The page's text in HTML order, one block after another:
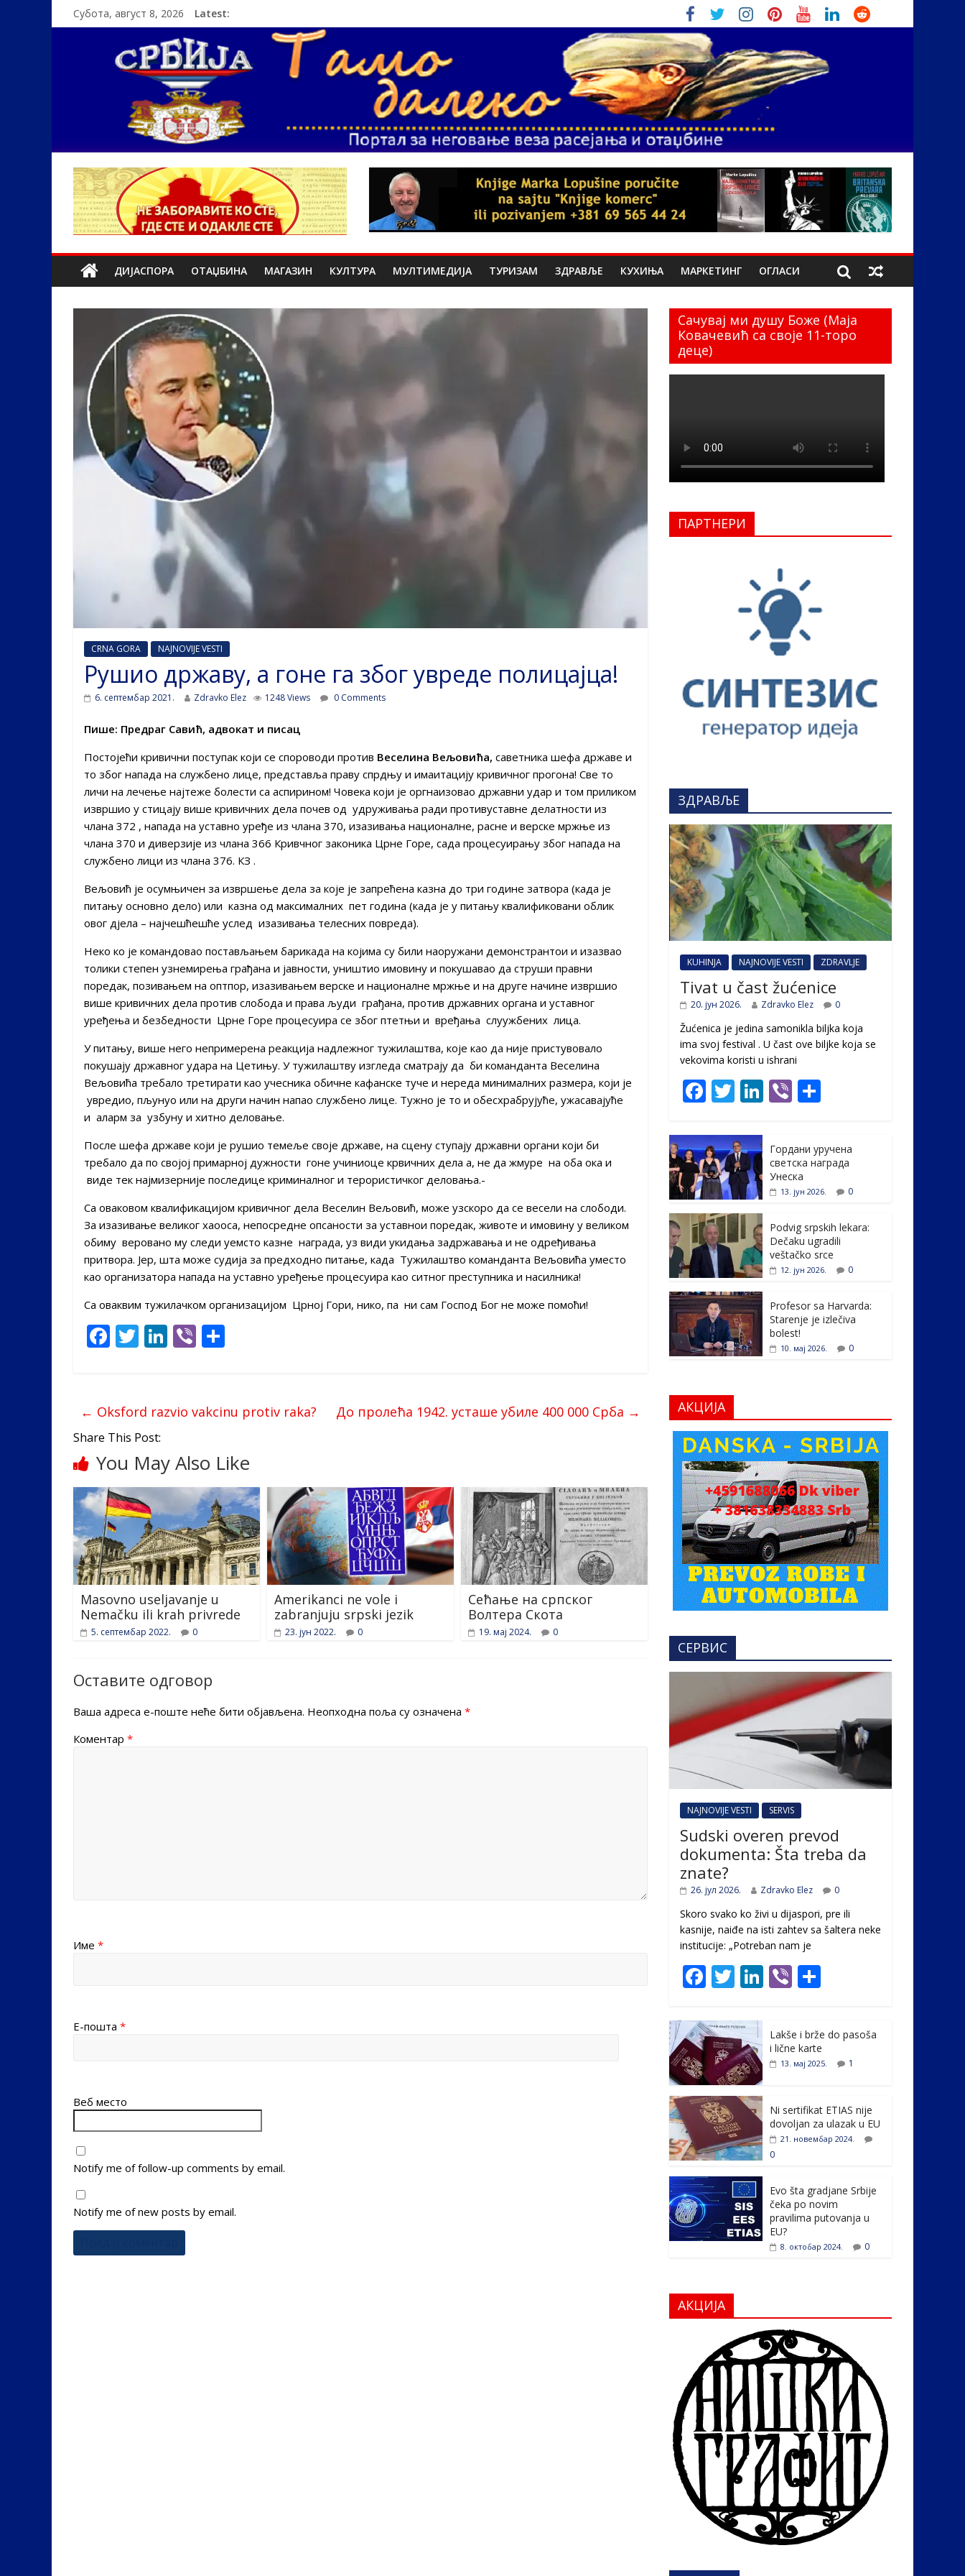
Субота, август 8, 2026 Latest:
ДИЈАСПОРА ОТАЏБИНА МАГАЗИН КУЛТУРА МУЛТИМЕДИЈА ТУРИЗАМ ЗДРАВЉЕ КУХИЊА МАРКЕТИНГ ОГЛАСИ
CRNA GORA NAJNOVIJE VESTI
Рушио државу, а гоне га због увреде полицајца!
6. септембар 2021. Zdravko Elez 1248 Views 0 Comments
Пише: Предраг Савић, адвокат и писац
Постојећи кривични поступак који се спороводи против Веселина Вељовића, саветника шефа државе и
то због напада на службено лице, представља праву спрдњу и имаитацију кривичног прогона! Све то
личи на лечење најтеже болести са аспирином! Човека који је оргнаизовао државни удар и том приликом
извршио у стицају више кривичних дела почев од удруживања ради противуставне делатности из
члана 372 , напада на уставно уређе из члана 370, изазивања националне, расне и верске мржње из
члана 370 и диверзије из члана 366 Кривчног законика Црне Горе, сада процесуирању због напада на
службено лици из члана 376. КЗ .
Вељовић је осумњичен за извршење дела за које је запрећена казна до три године затвора (када је
питању основно дело) или казна од максималних пет година (када је у питању квалификовани облик
овог дјела – најчешћешће услед изазивања телесних повреда).
Неко ко је командовао постављањем барикада на којима су били наоружани демонстрантои и изазвао
толики степен узнемирења грађана и јавности, уништио имовину и покушавао да струши правни
поредак, позивањем на оптпор, изазивањем верске и националне мржње и на друге начине извршио
више кривичних дела против слобода и права људи грађана, против државних органа и уставног
уређења и безбедности Црне Горе процесуира се због птетњи и вређања слуужбених лица.
У питању, више него непримерена реакција надлежног тужилаштва, које као да није пристувовало
покушају државног удара на Цетињу. У тужилаштву изгледа сматрају да би команданта Веселина
Вељовића требало третирати као учесника обичне кафанске туче и нереда минималних размера, који је
увредио, пљунуо или на други начин напао службено лице. Тужно је то и обесхрабрујуће, ужасавајуће
и аларм за узбуну и хитно деловање.
После шефа државе који је рушио темеље своје државе, на сцену ступају државни органи који би
требало да по својој примарној дужности гоне учиниоце крвичних дела а, не да жмуре на оба ока и
виде тек најмизерније последице криминалног и терористичког деловања.-
Са оваковом квалификацијом кривичног дела Веселин Вељовић, може узскоро да се весели на слободи.
За изазивање великог хаооса, непосредне опсаности за уставнои поредак, животе и имовину у великом
обиму веровано му следи уемсто казне награда, уз види укидања задржавања и не одређивања
притвора. Јер, шта може судија за предходно питање, када Тужилаштво команданта Вељовића уместо
као организатора напада на уставно уређење процесуира као ситног преступника и насилника!
Са оваквим тужилачком организацијом Црној Гори, нико, па ни сам Господ Бог не може помоћи!
F
ac
b
o
o
k
T
w
er
Li
n
e
dI
n
Vi
b
e
← Oksford razvio vakcinu protiv raka? До пролећа 1942. усташе убиле 400 000 Срба →
Share This Post:
You May Also Like
Masovno useljavanje u
Nemačku ili krah privrede
5. септембар 2022. 0
Amerikanci ne vole i
zabranjuju srpski jezik
23. јун 2022. 0
Сећање на српског
Волтера Скота
19. мај 2024. 0
Оставите одговор
Ваша адреса е-поште неће бити објављена. Неопходна поља су означена *
Коментар *
Име *
Е-пошта *
Веб место
Notify me of follow-up comments by email.
Notify me of new posts by email.
Сачувај ми душу Боже (Маја
Ковачевић са своје 11-торо
деце)
ПАРТНЕРИ
ЗДРАВЉЕ
KUHINJA NAJNOVIJE VESTI ZDRAVLJE
Tivat u čast žućenice
20. јун 2026. Zdravko Elez 0
Žućenica je jedina samonikla biljka koja
ima svoj festival . U čast ovе biljke koja se
vekovima koristi u ishrani
F
e
b
o
o
k
T
itt
er
Li
e
dI
n
Vi
e
Гордани уручена
светска награда
Унеска
13. јун 2026. 0
Podvig srpskih lekara:
Dečaku ugradili
veštačko srce
12. јун 2026. 0
Profesor sa Harvarda:
Starenje je izlečiva
bolest!
10. мај 2026. 0
АКЦИЈА
СЕРВИС
NAJNOVIJE VESTI SERVIS
Sudski overen prevod
dokumenta: Šta treba da
znate?
26. јул 2026. Zdravko Elez 0
Skoro svako ko živi u dijaspori, pre ili
kasnije, naiđe na isti zahtev sa šaltera neke
institucije: „Potreban nam je
F
e
b
o
o
k
T
itt
er
Li
e
dI
Vi
er ar
e
Lakše i brže do pasoša
i lične karte
13. мај 2025. 1
Ni sertifikat ETIAS nije
dovoljan za ulazak u EU
21. новембар 2024.
0
Evo šta gradjane Srbije
čeka po novim
pravilima putovanja u
EU?
8. октобар 2024. 0
АКЦИЈА